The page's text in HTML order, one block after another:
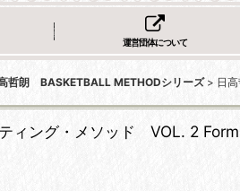
運営団体について
哲朗 BASKETBALL METHODシリーズ > 日
ィング・メソッド VOL. 2